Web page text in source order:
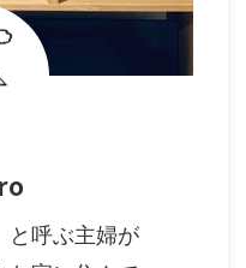
と呼ぶ主婦が